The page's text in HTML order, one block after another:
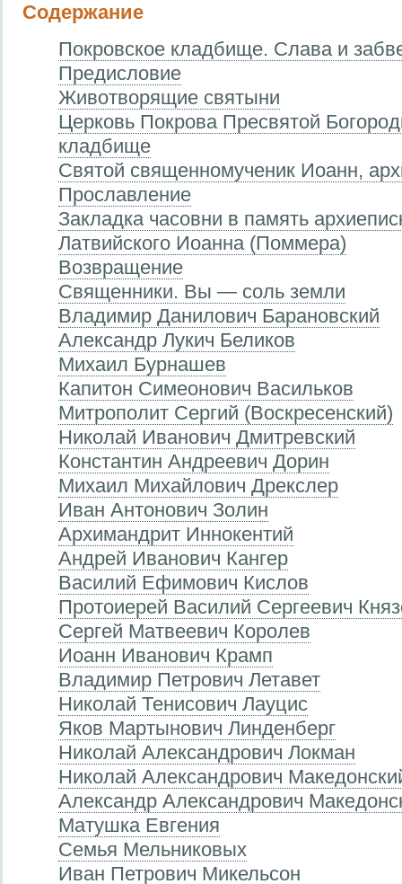
Содержание
Покровское кладбище. Слава и
Предисловие
Животворящие святыни
Церковь Покрова Пресвятой
кладбище
Святой священномученик Иоанн,
Прославление
Закладка часовни в память
Латвийского Иоанна (Поммера)
Возвращение
Священники. Вы — соль земли
Владимир Данилович Барановский
Александр Лукич Беликов
Михаил Бурнашев
Капитон Симеонович Васильков
Митрополит Сергий (Воскресенский)
Николай Иванович Дмитревский
Константин Андреевич Дорин
Михаил Михайлович Дрекслер
Иван Антонович Золин
Aрхимандрит Иннокентий
Андрей Иванович Кангер
Василий Ефимович Кислов
Протоиерей Василий Сергеевич
Сергей Матвеевич Королев
Иоанн Иванович Крамп
Владимир Петрович Летавет
Николай Тенисович Лауцис
Яков Мартынович Линденберг
Николай Александрович Локман
Николай Александрович
Александр Александрович
Матушка Евгения
Семья Мельниковых
Иван Петрович Микельсон